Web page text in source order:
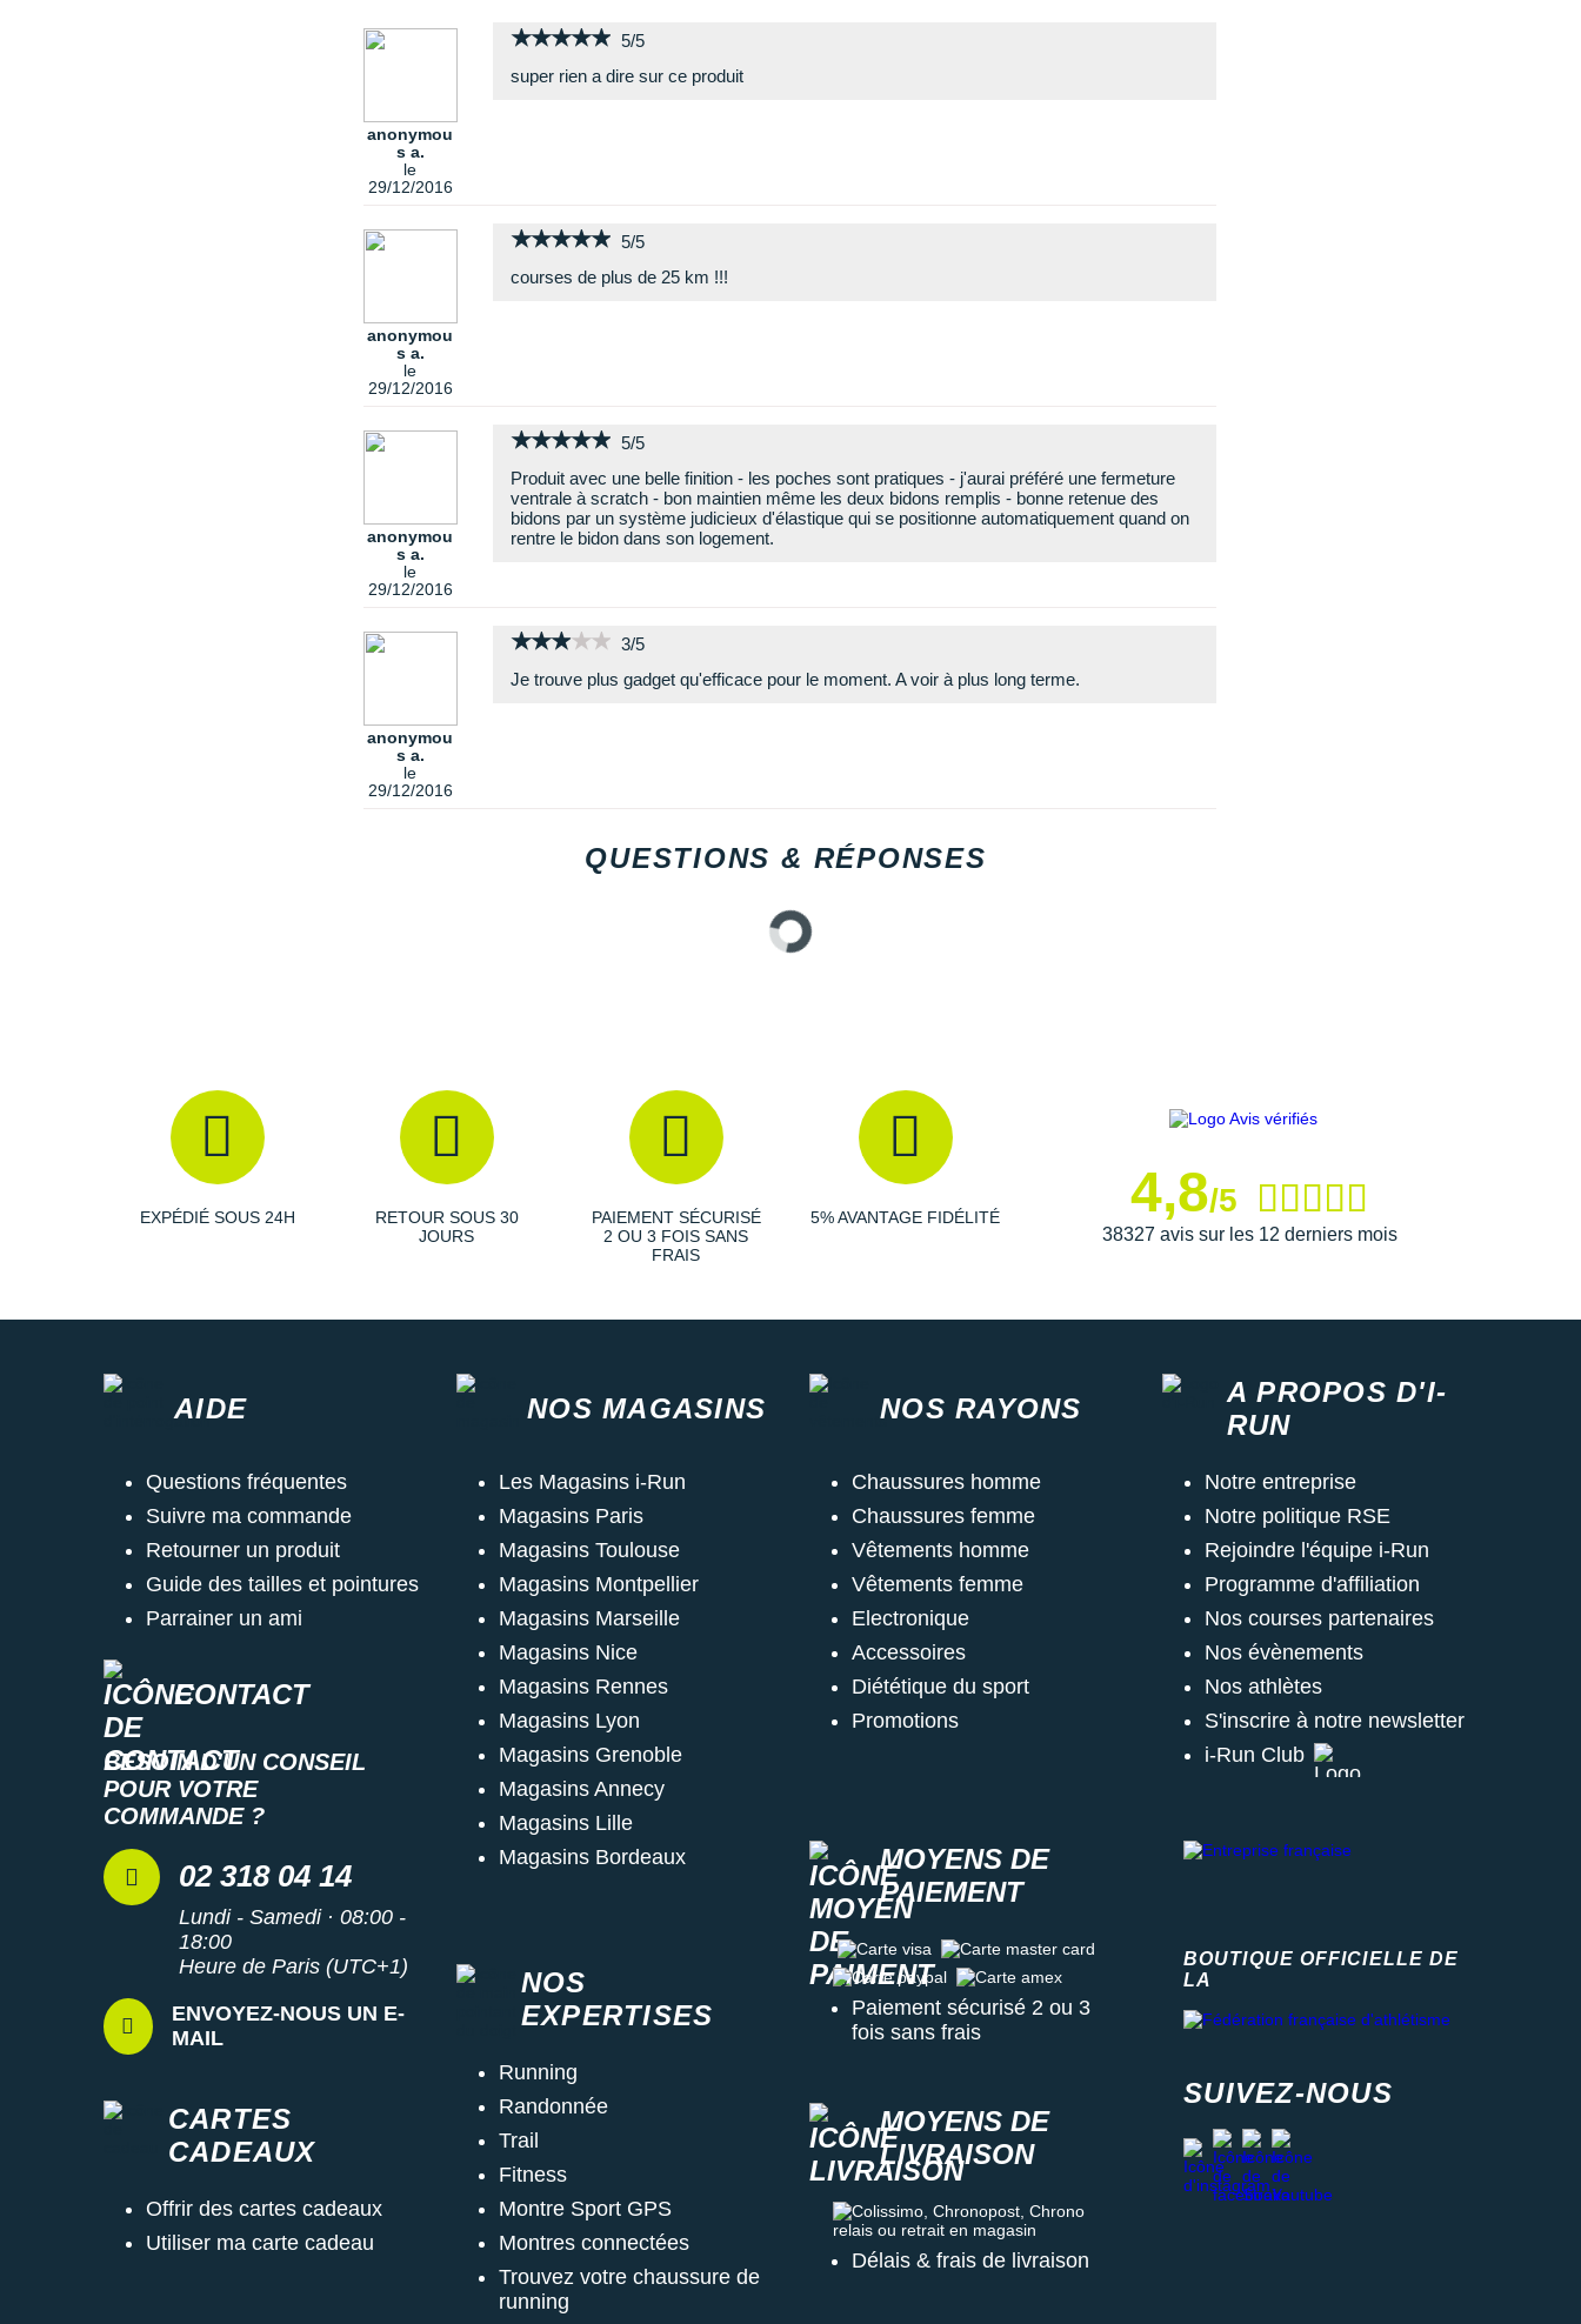
anonymou
s a.
le
29/12/2016
★★★★★
★★★★★ 5/5
super rien a dire sur ce produit
anonymou
s a.
le
29/12/2016
★★★★★
★★★★★ 5/5
courses de plus de 25 km !!!
anonymou
s a.
le
29/12/2016
★★★★★
★★★★★ 5/5
Produit avec une belle finition - les poches sont pratiques - j'aurai préféré une fermeture
ventrale à scratch - bon maintien même les deux bidons remplis - bonne retenue des
bidons par un système judicieux d'élastique qui se positionne automatiquement quand on
rentre le bidon dans son logement.
anonymou
s a.
le
29/12/2016
★★★★★
★★★★★ 3/5
Je trouve plus gadget qu'efficace pour le moment. A voir à plus long terme.
QUESTIONS & RÉPONSES
EXPÉDIÉ SOUS 24H
RETOUR SOUS 30
JOURS
PAIEMENT SÉCURISÉ
2 OU 3 FOIS SANS
FRAIS
5% AVANTAGE FIDÉLITÉ 4,8/5
38327 avis sur les 12 derniers mois
CONTACT
BESOIN D'UN CONSEIL
POUR VOTRE
COMMANDE ?
02 318 04 14
Lundi - Samedi · 08:00 -
18:00
Heure de Paris (UTC+1)
ENVOYEZ-NOUS UN E-
MAIL
MOYENS DE
PAIEMENT
Carte visa
Carte master card
Carte paypal
Carte amex
Paiement sécurisé 2 ou 3
fois sans frais
MOYENS DE
LIVRAISON
Colissimo, Chronopost, Chrono relais ou retrait en magasin
Délais & frais de livraison
AIDE
Questions fréquentes
Suivre ma commande
Retourner un produit
Guide des tailles et pointures
Parrainer un ami
CARTES
CADEAUX
Offrir des cartes cadeaux
Utiliser ma carte cadeau
NOS MAGASINS
Les Magasins i-Run
Magasins Paris
Magasins Toulouse
Magasins Montpellier
Magasins Marseille
Magasins Nice
Magasins Rennes
Magasins Lyon
Magasins Grenoble
Magasins Annecy
Magasins Lille
Magasins Bordeaux
NOS
EXPERTISES
Running
Randonnée
Trail
Fitness
Montre Sport GPS
Montres connectées
Trouvez votre chaussure de
running
NOS RAYONS
Chaussures homme
Chaussures femme
Vêtements homme
Vêtements femme
Electronique
Accessoires
Diététique du sport
Promotions
A PROPOS D'I-
RUN
Notre entreprise
Notre politique RSE
Rejoindre l'équipe i-Run
Programme d'affiliation
Nos courses partenaires
Nos évènements
Nos athlètes
S'inscrire à notre newsletter
i-Run Club
BOUTIQUE OFFICIELLE DE
LA
SUIVEZ-NOUS
instagram
facebook
stravayoutube